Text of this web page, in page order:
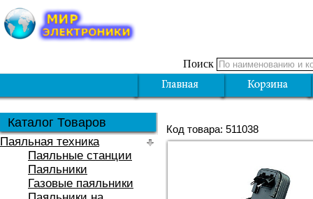
Поиск
Каталог Товаров
Паяльная техника
Паяльные станции
Паяльники
Газовые паяльники
Код товара: 511038